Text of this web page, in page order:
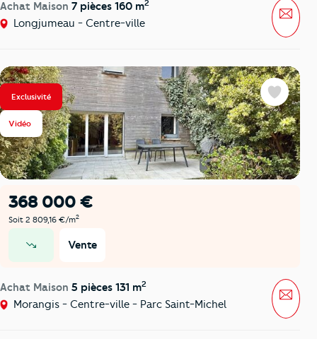
Achat Maison 7 pièces 160 m2
Longjumeau - Centre-ville
Exclusivité
Vidéo
368 000 €
Soit 2 809,16 €/m2
Vente
Achat Maison 5 pièces 131 m2
Morangis - Centre-ville - Parc Saint-Michel
Favoris